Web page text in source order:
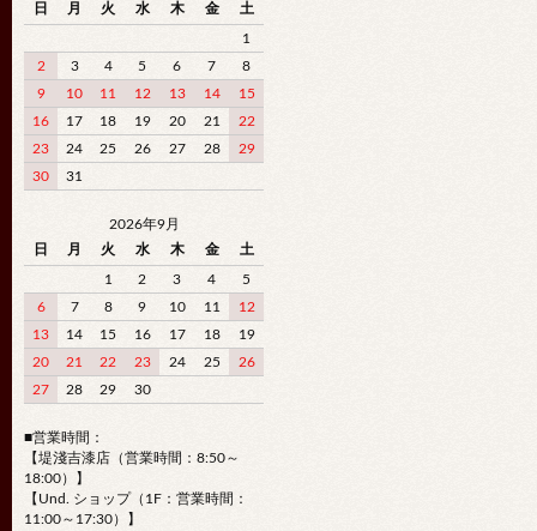
日
月 火 水 木 金 土
1
2
3 4 5 6 7
8
9
10 11 12 13 14
15
16
17 18 19 20 21
22
23
24 25 26 27 28
29
30
31
2026年9月
日
月 火 水 木 金 土
1 2 3 4
5
6
7 8 9 10 11
12
13
14 15 16 17 18
19
20
21 22 23 24 25
26
27
28 29 30
■営業時間：
【堤淺吉漆店（営業時間：8:50～
18:00）】
【Und. ショップ（1F：営業時間：
11:00～17:30）】